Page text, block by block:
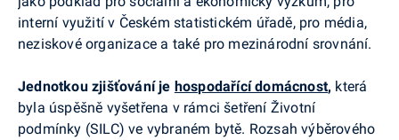
interní využití v Českém statistickém úřadě, pro média,
neziskové organizace a také pro mezinárodní srovnání.
Jednotkou zjišťování je hospodařící domácnost, která
byla úspěšně vyšetřena v rámci šetření Životní
podmínky (SILC) ve vybraném bytě. Rozsah výběrového